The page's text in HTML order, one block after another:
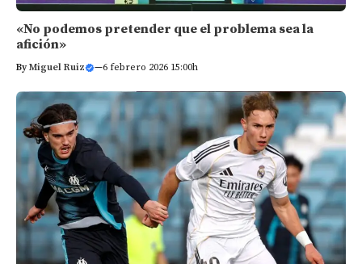
«No podemos pretender que el problema sea la
afición»
ByMiguel Ruiz —6 febrero 2026 15:00h